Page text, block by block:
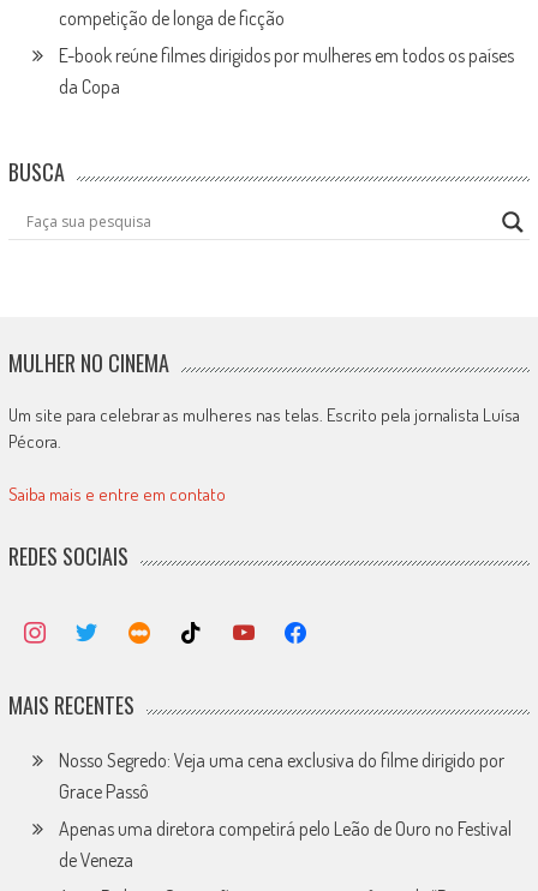
competição de longa de ficção
E-book reúne filmes dirigidos por mulheres em todos os países
da Copa
BUSCA
MULHER NO CINEMA
Um site para celebrar as mulheres nas telas. Escrito pela jornalista Luísa
Pécora.
Saiba mais e entre em contato
REDES SOCIAIS
MAIS RECENTES
Nosso Segredo: Veja uma cena exclusiva do filme dirigido por
Grace Passô
Apenas uma diretora competirá pelo Leão de Ouro no Festival
de Veneza